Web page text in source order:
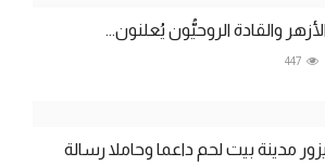
الأزهر والقادة الروحيُّون يُعلنون...
447
مدينة بيت لحم داعما وحاملا رسالة